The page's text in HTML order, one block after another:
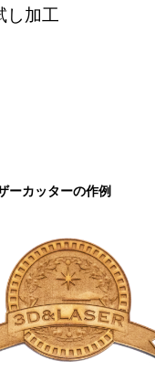
し加工
ーカッターの作例